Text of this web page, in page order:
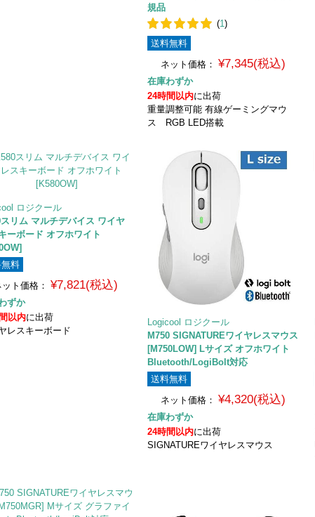
規品
(1 )
送料無料
ネット価格：
¥7,345(税込)
在庫わずか
24時間以内に出荷
重量調整可能 有線ゲーミングマウ
ス RGB LED搭載
ロジクール
スリム マルチデバイス ワイヤ
ーボード オフホワイト
料
ット価格： ¥7,821(税込)
ずか
以内に出荷
レスキーボード
Logicool ロジクール
M750 SIGNATUREワイヤレスマウス
[M750LOW] Lサイズ オフホワイト
Bluetooth/LogiBolt対応
送料無料
ネット価格：
¥4,320(税込)
在庫わずか
24時間以内に出荷
SIGNATUREワイヤレスマウス